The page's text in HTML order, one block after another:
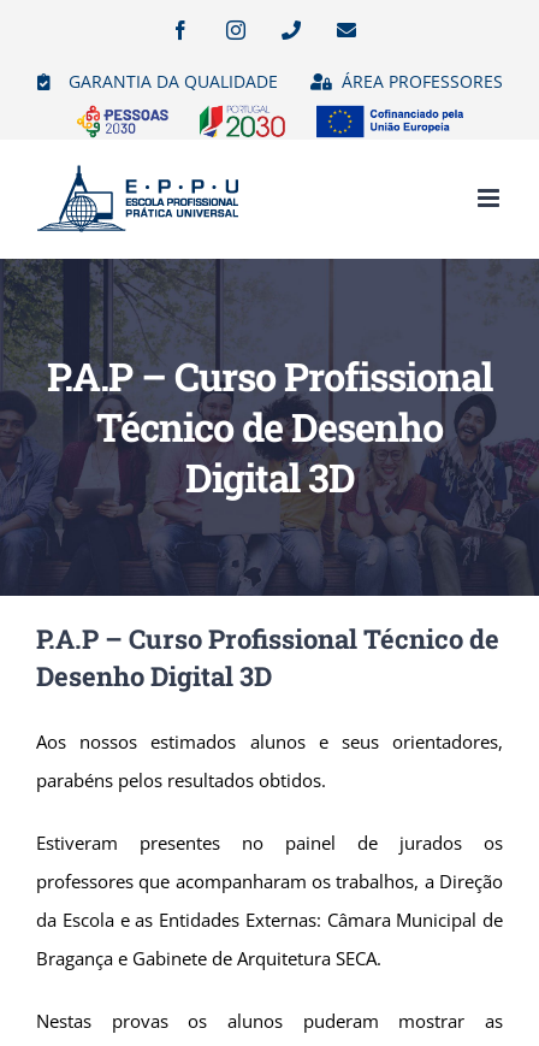
content
FacebookInstagramPhoneEmail
não
publicado)
GARANTIA DA QUALIDADE ÁREA PROFESSORES
P.A.P – Curso Profissional
Técnico de Desenho
Digital 3D
P.A.P – Curso Profissional Técnico de
Desenho Digital 3D
Aos nossos estimados alunos e seus orientadores,
parabéns pelos resultados obtidos.
Estiveram presentes no painel de jurados os
professores que acompanharam os trabalhos, a Direção
da Escola e as Entidades Externas: Câmara Municipal de
Bragança e Gabinete de Arquitetura SECA.
Nestas provas os alunos puderam mostrar as